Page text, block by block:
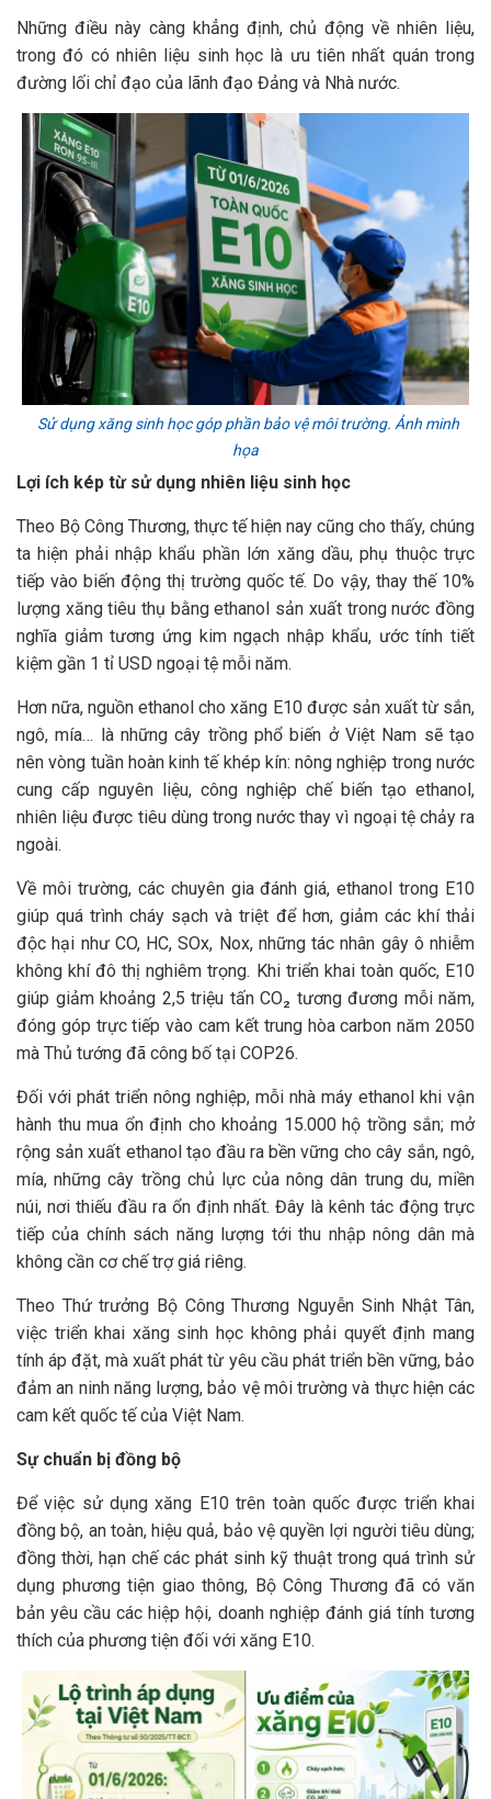
Những điều này càng khẳng định, chủ động về nhiên liệu,
trong đó có nhiên liệu sinh học là ưu tiên nhất quán trong
đường lối chỉ đạo của lãnh đạo Đảng và Nhà nước.
Sử dụng xăng sinh học góp phần bảo vệ môi trường. Ảnh minh
họa
Lợi ích kép từ sử dụng nhiên liệu sinh học
Theo Bộ Công Thương, thực tế hiện nay cũng cho thấy, chúng
ta hiện phải nhập khẩu phần lớn xăng dầu, phụ thuộc trực
tiếp vào biến động thị trường quốc tế. Do vậy, thay thế 10%
lượng xăng tiêu thụ bằng ethanol sản xuất trong nước đồng
nghĩa giảm tương ứng kim ngạch nhập khẩu, ước tính tiết
kiệm gần 1 tỉ USD ngoại tệ mỗi năm.
Hơn nữa, nguồn ethanol cho xăng E10 được sản xuất từ sắn,
ngô, mía… là những cây trồng phổ biến ở Việt Nam sẽ tạo
nên vòng tuần hoàn kinh tế khép kín: nông nghiệp trong nước
cung cấp nguyên liệu, công nghiệp chế biến tạo ethanol,
nhiên liệu được tiêu dùng trong nước thay vì ngoại tệ chảy ra
ngoài.
Về môi trường, các chuyên gia đánh giá, ethanol trong E10
giúp quá trình cháy sạch và triệt để hơn, giảm các khí thải
độc hại như CO, HC, SOx, Nox, những tác nhân gây ô nhiễm
không khí đô thị nghiêm trọng. Khi triển khai toàn quốc, E10
giúp giảm khoảng 2,5 triệu tấn CO₂ tương đương mỗi năm,
đóng góp trực tiếp vào cam kết trung hòa carbon năm 2050
mà Thủ tướng đã công bố tại COP26.
Đối với phát triển nông nghiệp, mỗi nhà máy ethanol khi vận
hành thu mua ổn định cho khoảng 15.000 hộ trồng sắn; mở
rộng sản xuất ethanol tạo đầu ra bền vững cho cây sắn, ngô,
mía, những cây trồng chủ lực của nông dân trung du, miền
núi, nơi thiếu đầu ra ổn định nhất. Đây là kênh tác động trực
tiếp của chính sách năng lượng tới thu nhập nông dân mà
không cần cơ chế trợ giá riêng.
Theo Thứ trưởng Bộ Công Thương Nguyễn Sinh Nhật Tân,
việc triển khai xăng sinh học không phải quyết định mang
tính áp đặt, mà xuất phát từ yêu cầu phát triển bền vững, bảo
đảm an ninh năng lượng, bảo vệ môi trường và thực hiện các
cam kết quốc tế của Việt Nam.
Sự chuẩn bị đồng bộ
Để việc sử dụng xăng E10 trên toàn quốc được triển khai
đồng bộ, an toàn, hiệu quả, bảo vệ quyền lợi người tiêu dùng;
đồng thời, hạn chế các phát sinh kỹ thuật trong quá trình sử
dụng phương tiện giao thông, Bộ Công Thương đã có văn
bản yêu cầu các hiệp hội, doanh nghiệp đánh giá tính tương
thích của phương tiện đối với xăng E10.